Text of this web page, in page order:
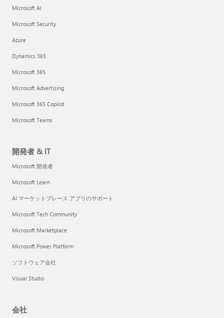
Microsoft AI
Microsoft Security
Azure
Dynamics 365
Microsoft 365
Microsoft Advertising
Microsoft 365 Copilot
Microsoft Teams
開発者 & IT
Microsoft 開発者
Microsoft Learn
AI マーケットプレース アプリのサポート
Microsoft Tech Community
Microsoft Marketplace
Microsoft Power Platform
ソフトウェア会社
Visual Studio
会社